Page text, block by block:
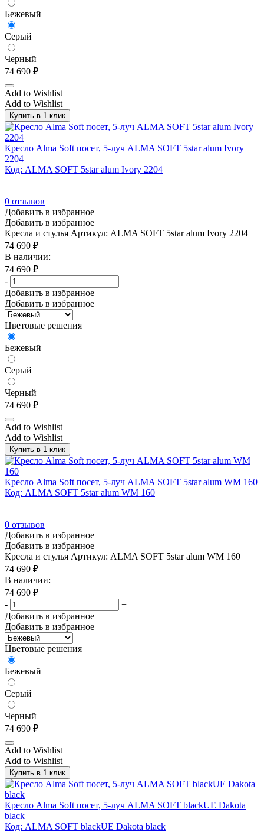
Белый/Антрацит
Белый/Графит
Белый/Металл серый
Белый/Табак
Белый/Хром(9)
Бордовый (4)
Бук Артизан(53)
Венге
Венге Цаво (924)
Венге Цаво/Антрацит (33)
Венге Цаво/Белый
Венге Цаво/Металл серый
Венге/Хром(12)
Венге/Черный(21)
Вишня(61)
Вяз Благородный
Гавана/Хром
Гикори
Гикори/Графит
Голубой/Хром(11)
Голубой/Черный(29)
Дуб Калифорнийский
Дуб Калифорнийский/Белый(41)
Дуб Наварра
Дуб светлый
Дуб светлый/Белый(15)
Дуб светлый/Хром
Дуб светлый/Черный
Дуб флоре
Зеленый
Зеленый кашемир
Зеленый/Хром
Зеленый/Черный(29)
Золотой ротанг(1)
Итальянский орех/Бежевый (12)
Бежевый
Серый
Черный
74 690 ₽
Add to Wishlist
Add to Wishlist
Купить в 1 клик
Кресло Alma Soft посет, 5-луч ALMA SOFT 5star alum Ivory
2204
Код: ALMA SOFT 5star alum Ivory 2204
0 отзывов
Добавить в избранное
Добавить в избранное
Кресла и стулья Артикул: ALMA SOFT 5star alum Ivory 2204
74 690 ₽
В наличии:
74 690 ₽
-
+
Добавить в избранное
Добавить в избранное
Цветовые решения
Бежевый
Серый
Черный
74 690 ₽
Add to Wishlist
Add to Wishlist
Купить в 1 клик
Кресло Alma Soft посет, 5-луч ALMA SOFT 5star alum WM 160
Код: ALMA SOFT 5star alum WM 160
0 отзывов
Добавить в избранное
Добавить в избранное
Кресла и стулья Артикул: ALMA SOFT 5star alum WM 160
74 690 ₽
В наличии:
74 690 ₽
-
+
Добавить в избранное
Добавить в избранное
Цветовые решения
Бежевый
Серый
Черный
74 690 ₽
Add to Wishlist
Add to Wishlist
Купить в 1 клик
Кресло Alma Soft посет, 5-луч ALMA SOFT blackUE Dakota
black
Код: ALMA SOFT blackUE Dakota black